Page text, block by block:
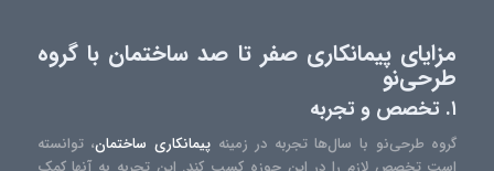
مزایای پیمانکاری صفر تا صد ساختمان با گروه
طرحی‌نو
۱. تخصص و تجربه
گروه طرحی‌نو با سال‌ها تجربه در زمینهپیمانکاری ساختمان، توانسته